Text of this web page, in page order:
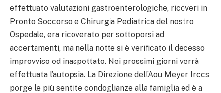
effettuato valutazioni gastroenterologiche, ricoveri in
Pronto Soccorso e Chirurgia Pediatrica del nostro
Ospedale, era ricoverato per sottoporsi ad
accertamenti, ma nella notte si è verificato il decesso
improvviso ed inaspettato. Nei prossimi giorni verrà
effettuata l’autopsia. La Direzione dell’Aou Meyer Irccs
porge le più sentite condoglianze alla famiglia ed è a